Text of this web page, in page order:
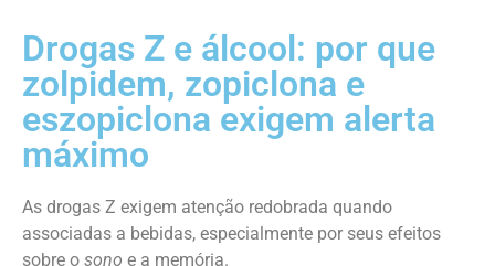
Drogas Z e álcool: por que
zolpidem, zopiclona e
eszopiclona exigem alerta
máximo
As drogas Z exigem atenção redobrada quando
associadas a bebidas, especialmente por seus efeitos
sobre o sono e a memória.